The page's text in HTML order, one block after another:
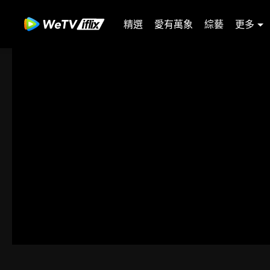
精選 愛有萬象 綜藝 更多